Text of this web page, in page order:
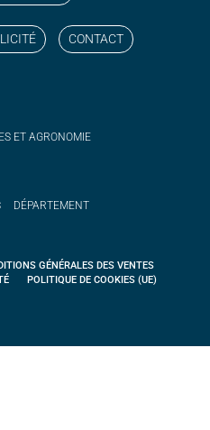
CONTACT
ET AGRONOMIE
DÉPARTEMENT
GÉNÉRALES DES VENTES
POLITIQUE DE COOKIES (UE)